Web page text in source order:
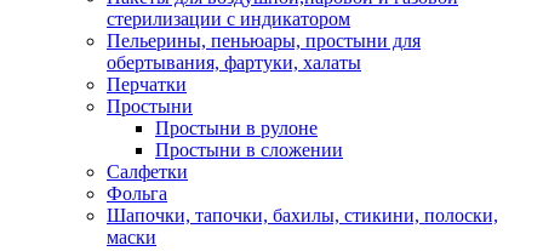
стерилизации с индикатором
Пельерины, пеньюары, простыни для
обертывания, фартуки, халаты
Перчатки
Простыни
Простыни в рулоне
Простыни в сложении
Салфетки
Фольга
Шапочки, тапочки, бахилы, стикини, полоски,
маски